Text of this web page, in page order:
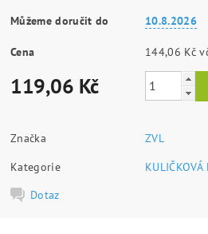
Můžeme doručit do 10.8.2026
Cena
119,06 Kč
Značka
ZVL
Kategorie
KULIČKOVÁ
Dotaz